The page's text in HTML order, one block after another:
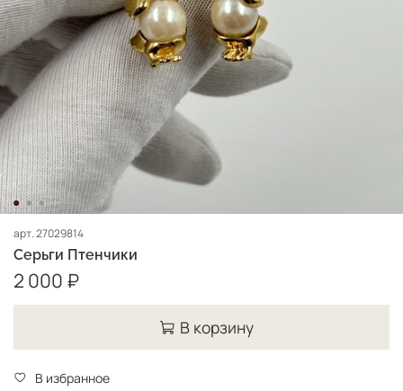
арт.27029814
Серьги Птенчики
2 000 ₽
В корзину
В избранное